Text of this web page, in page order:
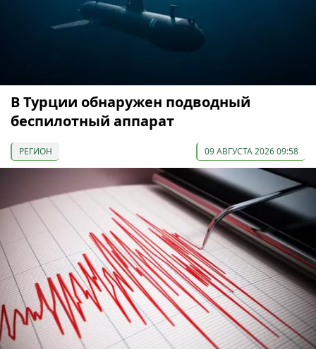
В Турции обнаружен подводный
беспилотный аппарат
РЕГИОН 09 АВГУСТА 2026 09:58